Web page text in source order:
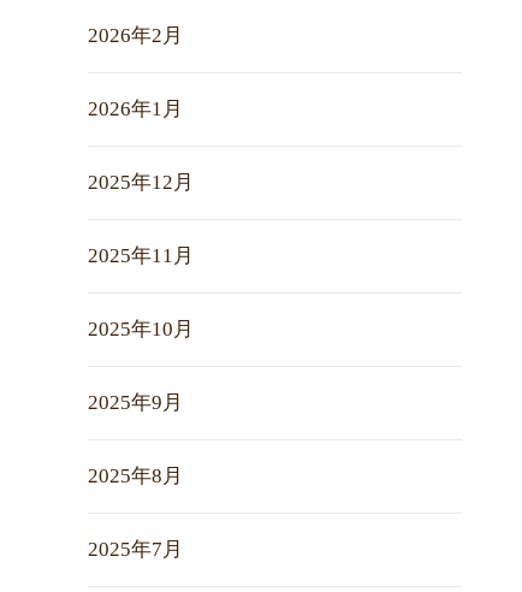
2026年2月
2026年1月
2025年12月
2025年11月
2025年10月
2025年9月
2025年8月
2025年7月